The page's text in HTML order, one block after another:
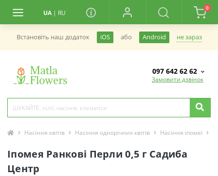
UA | RU
0
Встановiть наш додаток iOS або Android не зараз
097 642 62 62
Замовити дзвінок
Насіння квітів Насіння однорічних квітів Насіння іпомеї
Іпомея Ранкові Перли 0,5 г Садиба
Центр